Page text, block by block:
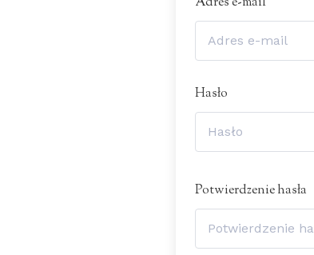
Hasło
Potwierdzenie hasła